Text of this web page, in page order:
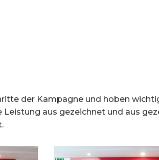
der Kampagne und hoben
aus gezeichnet und aus